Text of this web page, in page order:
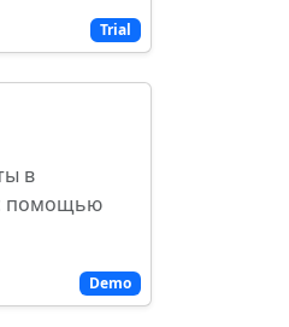
Trial
Demo
в
помощью